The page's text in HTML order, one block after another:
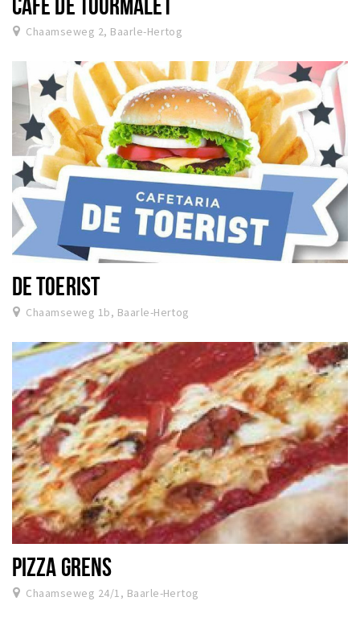
Chaamseweg 2, Baarle-Hertog
DE TOERIST
Chaamseweg 1b, Baarle-Hertog
PIZZA GRENS
Chaamseweg 24/1, Baarle-Hertog